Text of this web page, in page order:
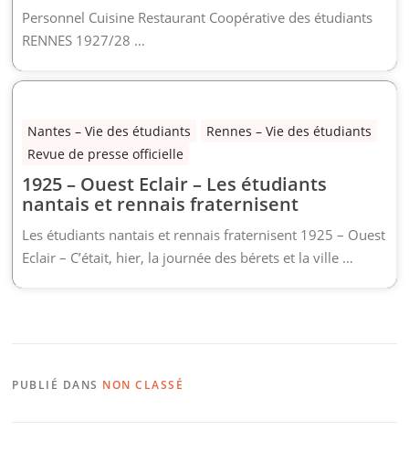
Personnel Cuisine Restaurant Coopérative des étudiants
RENNES 1927/28 …
Nantes – Vie des étudiants
Rennes – Vie des étudiants
Revue de presse officielle
1925 – Ouest Eclair – Les étudiants
nantais et rennais fraternisent
Les étudiants nantais et rennais fraternisent 1925 – Ouest
Eclair – C’était, hier, la journée des bérets et la ville …
PUBLIÉ DANS NON CLASSÉ